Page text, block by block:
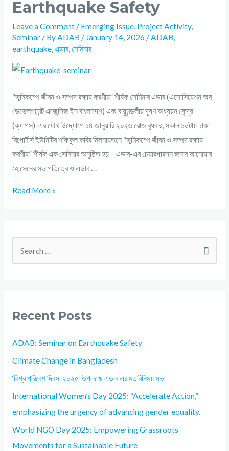
Earthquake Safety
Leave a Comment/ Emerging Issue, Project Activity,
Seminar/ ByADAB / January 14, 2026 /ADAB,
earthquake,এডাব,সেমিনার
“ভূমিকম্পে জীবন ও সম্পদ রক্ষায় করণীয়” শীর্ষক সেমিনার এডাব (এসোসিয়েশন অব
ডেভেলপমেন্ট এজেন্সিজ ইন বাংলাদেশ) এবং বায়ুমন্ডলীয় দূষণ অধ্যয়ন কেন্দ্র
(ক্যাপস)-এর যৌথ উদ্যোগে ১৪ জানুয়ারি ২০২৬ রোজ বুধবার, সকাল ১০টায় ঢাকা
রিপোর্টার্স ইউনিটির শফিকুল কবির মিলনায়তনে “ভূমিকম্পে জীবন ও সম্পদ রক্ষায়
করণীয়” শীর্ষক এক সেমিনার অনুষ্ঠিত হয়। এডাব-এর চেয়ারপারসন জনাব আনোয়ার
হোসেনের সভাপতিত্বে ও এডাব …
Read More »
Recent Posts
ADAB: Seminar on Earthquake Safety
Climate Change in Bangladesh
‘বিশ্ব পরিবেশ দিবস-২০২৫’ উপলক্ষে এডাব এর মতবিনিময় সভা
International Women’s Day 2025: “Accelerate Action,”
emphasizing the urgency of advancing gender equality.
World NGO Day 2025: Empowering Grassroots
Movements for a Sustainable Future